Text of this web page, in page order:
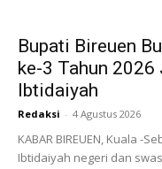
Bupati Bireuen
ke-3 Tahun
Ibtidaiyah
Redaksi - 4 Agustus 2026
KABAR BIREUEN, Kuala -
Ibtidaiyah negeri dan